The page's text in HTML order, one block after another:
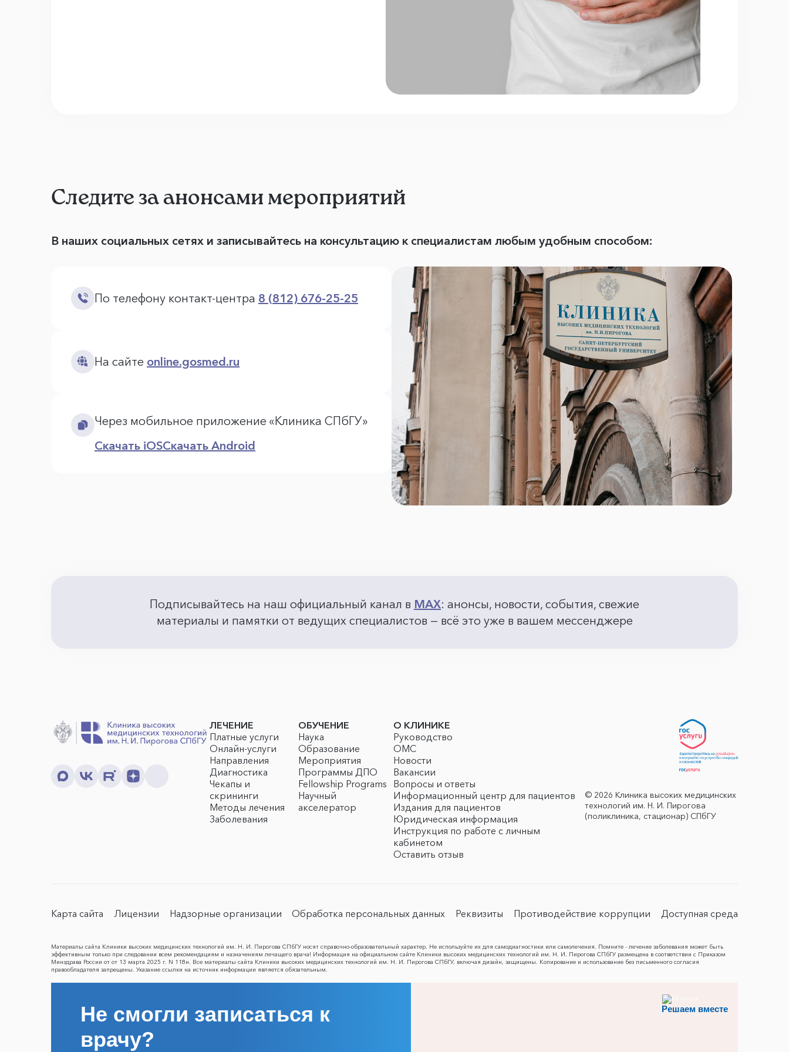
Следите за анонсами мероприятий
В наших социальных сетях и записывайтесь на консультацию к специалистам любым удобным способом:
По телефону контакт-центра 8 (812) 676-25-25
На сайте online.gosmed.ru
Через мобильное приложение «Клиника СПбГУ»
Скачать iOSСкачать Android
Подписывайтесь на наш официальный канал в MAX: анонсы, новости, события, свежие
материалы и памятки от ведущих специалистов — всё это уже в вашем мессенджере
ЛЕЧЕНИЕ
Платные услуги
Онлайн-услуги
Направления
Диагностика
Чекапы и
скрининги
Методы лечения
Заболевания
ОБУЧЕНИЕ
Наука
Образование
Мероприятия
Программы ДПО
Fellowship Programs
Научный
акселератор
О КЛИНИКЕ
Руководство
ОМС
Новости
Вакансии
Вопросы и ответы
Информационный центр для пациентов
Издания для пациентов
Юридическая информация
Инструкция по работе с личным
кабинетом
Оставить отзыв
© 2026 Клиника высоких медицинских
технологий им. Н. И. Пирогова
(поликлиника, стационар) СПбГУ
Карта сайта Лицензии Надзорные организации Обработка персональных данных Реквизиты Противодействие коррупции Доступная среда
Материалы сайта Клиники высоких медицинских технологий им. Н. И. Пирогова СПбГУ носят справочно-образовательный характер. Не используйте их для самодиагностики или самолечения. Помните - лечение заболевания может быть
эффективным только при следовании всем рекомендациям и назначениям лечащего врача! Информация на официальном сайте Клиники высоких медицинских технологий им. Н. И. Пирогова СПбГУ размещена в соответствии с Приказом
Минздрава России от от 13 марта 2025 г. N 118н. Все материалы сайта Клиники высоких медицинских технологий им. Н. И. Пирогова СПбГУ, включая дизайн, защищены. Копирование и использование без письменного согласия
правообладателя запрещены. Указание ссылки на источник информации является обязательным.
Решаем вместе
Не смогли записаться к
врачу?